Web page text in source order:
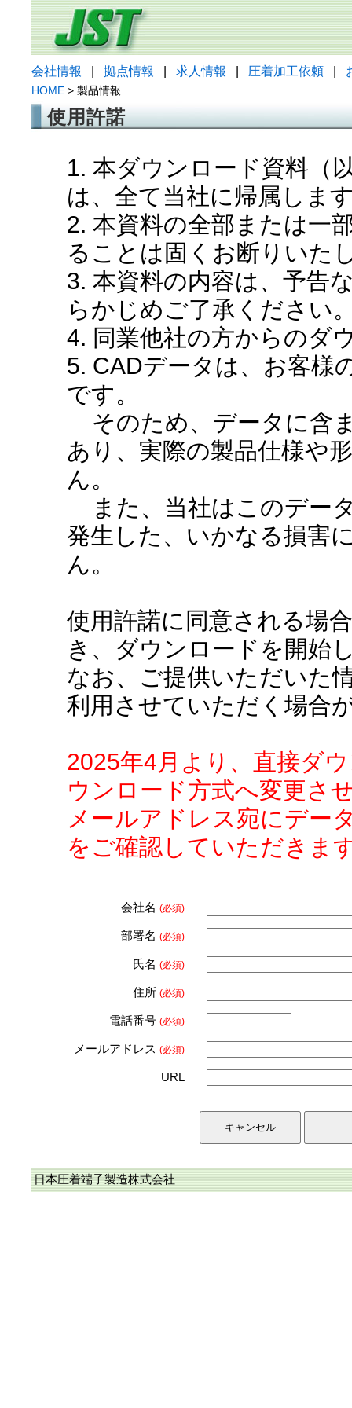
会社情報 拠点情報 求人情報 圧着加工依頼
HOME > 製品情報
使用許諾
1. 本ダウンロード資料（
は、全て当社に帰属しま
2. 本資料の全部または一
ることは固くお断りいた
3. 本資料の内容は、予告
らかじめご了承ください
4. 同業他社の方からのダ
5. CADデータは、お客様
です。
そのため、データに含
あり、実際の製品仕様や
ん。
また、当社はこのデー
発生した、いかなる損害
ん。
使用許諾に同意される場
き、ダウンロードを開始
なお、ご提供いただいた
利用させていただく場合
2025年4月より、直接ダ
ウンロード方式へ変更さ
メールアドレス宛にデー
をご確認していただきま
会社名 (必須)
部署名 (必須)
氏名 (必須)
住所 (必須)
電話番号 (必須)
メールアドレス (必須)
URL
日本圧着端子製造株式会社